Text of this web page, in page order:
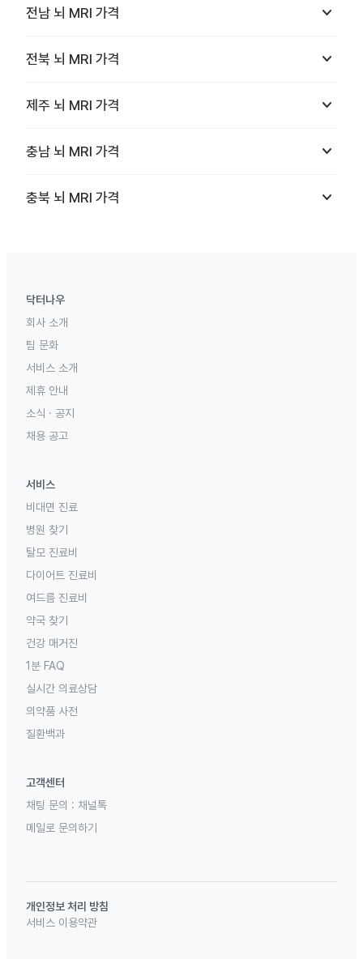
전남 뇌 MRI 가격 keyboard_arrow_down
전북 뇌 MRI 가격 keyboard_arrow_down
제주 뇌 MRI 가격 keyboard_arrow_down
충남 뇌 MRI 가격 keyboard_arrow_down
충북 뇌 MRI 가격 keyboard_arrow_down
닥터나우
회사 소개
팀 문화
서비스 소개
제휴 안내
소식 · 공지
채용 공고
서비스
비대면 진료
병원 찾기
탈모 진료비
다이어트 진료비
여드름 진료비
약국 찾기
건강 매거진
1분 FAQ
실시간 의료상담
의약품 사전
질환백과
고객센터
채팅 문의 : 채널톡
메일로 문의하기
개인정보 처리 방침
서비스 이용약관